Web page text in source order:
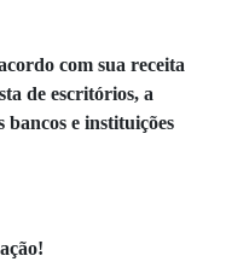
com sua receita
de escritórios, a
e instituições